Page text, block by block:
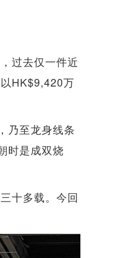
过去仅一件近
HK$9,420万
乃至龙身线条
时是成双烧
十多载。今回